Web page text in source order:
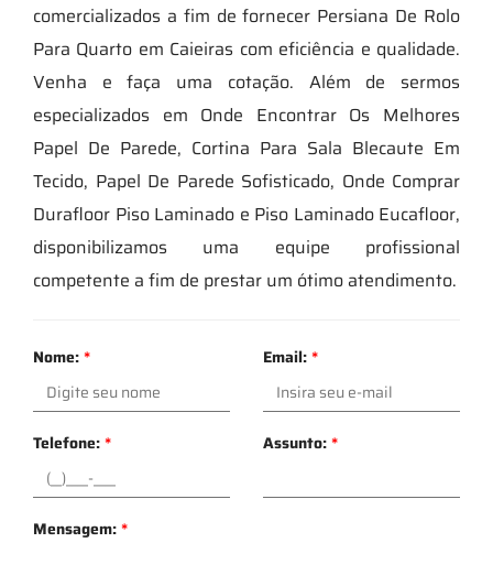
comercializados a fim de fornecer Persiana De Rolo
Para Quarto em Caieiras com eficiência e qualidade.
Venha e faça uma cotação. Além de sermos
especializados em Onde Encontrar Os Melhores
Papel De Parede, Cortina Para Sala Blecaute Em
Tecido, Papel De Parede Sofisticado, Onde Comprar
Durafloor Piso Laminado e Piso Laminado Eucafloor,
disponibilizamos uma equipe profissional
competente a fim de prestar um ótimo atendimento.
Nome:* Email:*
Telefone:* Assunto:*
Mensagem:*